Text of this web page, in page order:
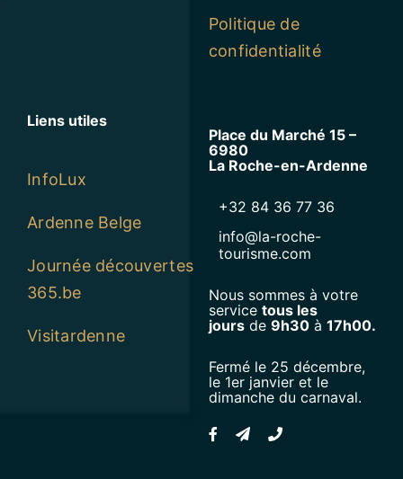
Politique de
confidentialité
Liens utiles
InfoLux
Ardenne Belge
Journée découvertes
365.be
Visitardenne
Place du Marché 15 –
6980
La Roche-en-Ardenne
+32 84 36 77 36
info@la-roche-
tourisme.com
Nous sommes à votre
service tous les
joursde 9h30à 17h00.
Fermé le 25 décembre,
le 1er janvier et le
dimanche du carnaval.